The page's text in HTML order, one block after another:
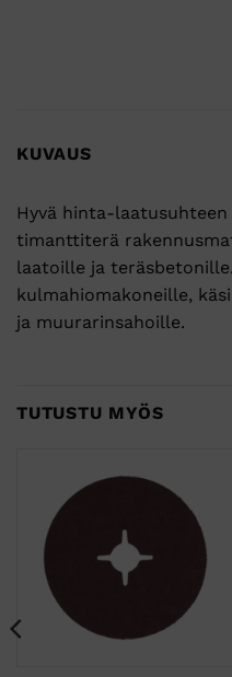
KUVAUS
Hyvä hinta-
timanttiterä
laatoille ja
kulmahiomakoneille,
ja muurarinsahoille.
TUTUSTU MYÖS